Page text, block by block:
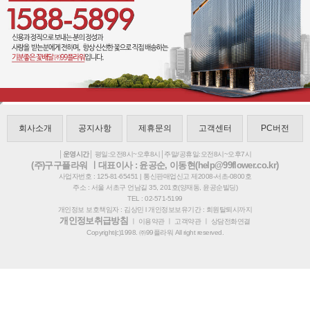
회사소개 공지사항 제휴문의 고객센터 PC버전
│운영시간│ 평일:오전8시~오후8시│주말/공휴일:오전8시~오후7시
(주)구구플라워 ㅣ대표이사 : 윤공순, 이동현(help@99flower.co.kr)
사업자번호 : 125-81-65451 | 통신판매업신고 제2008-서초-0800호
주소 : 서울 서초구 언남길 35, 201호(양재동, 윤공순빌딩)
TEL : 02-571-5199
개인정보 보호책임자 : 김상민 l 개인정보보유기간 : 회원탈퇴시까지
개인정보취급방침 이용약관ㅣ 고객약관ㅣ
상담전화연결
Copyright(c)1998. ㈜99플라워 All right reserved.